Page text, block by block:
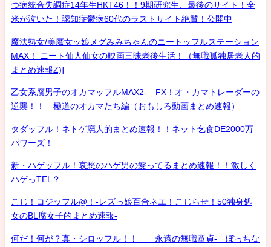
つ病統合失調症14年生HKT46！！9期研究生、最後のサイト！全
米が泣いた！認知症鬱病60代のラストサイト絶賛！公開中
魔法熟女/美魔女ッ娘メグみみちゃんのニートッフルステーション
MAX！ ニート仙人仙女の映画三昧老後生活！（無職孤独居老人的
まとめ速報Z)]
乙女系腐男子のオカマッフルMAX2- FX！オ・カマトレーダーの
逆襲！！ 極道のオカマたち編（おもしろ動画まとめ速報）
タダッフル！ネトゲ廃人的まとめ速報！！ネット乞食DE2000万
パワーズ！
新・ハゲッフル！哀愁のハゲ男の髪ってるまとめ速報！！激しく
ハゲっTEL？
こじ！コジッフル@！-レズっ娘百合ネエ！こじらせ！50独身処
女のBL腐女子的まとめ速報-
何だ！何が？真・シロッフル！！ 永遠の無職童貞- ぼっちな